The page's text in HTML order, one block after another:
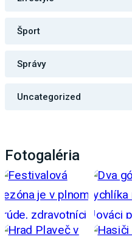
Šport
Správy
Uncategorized
Fotogaléria